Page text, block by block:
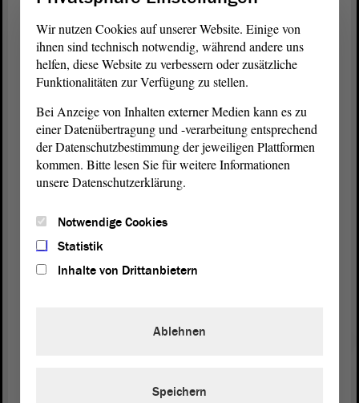
anderen Bundesländern und dem Bund sowie im
Einklang mit den EU-Mitgliedstaaten agiert
werden.
Wir müssen auch einfach einmal zur Kenntnis
Sachsen-Anhalt gelöst werden können. Das
funktioniert nur auf der Bundesebene und in enger
Zusammenarbeit mit der europäischen Ebene.
Hilfe der Weltgemeinschaft in allen Bereichen vor
verlassen müssen. Es muss der Weltgemeinschaft
gelingen, den Menschen in der Region Sicherheit,
Ich bitte, wie es Herr Erben schon beantragt hat, um
Wir nutzen Cookies auf unserer Website. Einige von
ihnen sind technisch notwendig, während andere uns
helfen, diese Website zu verbessern oder zusätzliche
Funktionalitäten zur Verfügung zu stellen.
Bei Anzeige von Inhalten externer Medien kann es zu
einer Datenübertragung und -verarbeitung entsprechend
der Datenschutzbestimmung der jeweiligen Plattformen
kommen. Bitte lesen Sie für weitere Informationen
unsere Datenschutzerklärung.
Notwendige Cookies
Statistik
Inhalte von Drittanbietern
Ablehnen
Speichern